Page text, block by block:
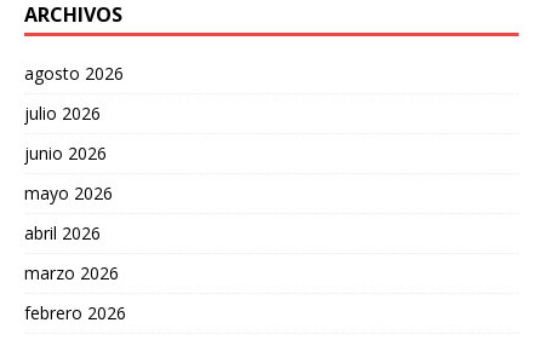
ARCHIVOS
agosto 2026
julio 2026
junio 2026
mayo 2026
abril 2026
marzo 2026
febrero 2026